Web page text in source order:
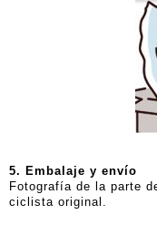
5. Embalaje y envío
Fotografía de la parte
ciclista original.